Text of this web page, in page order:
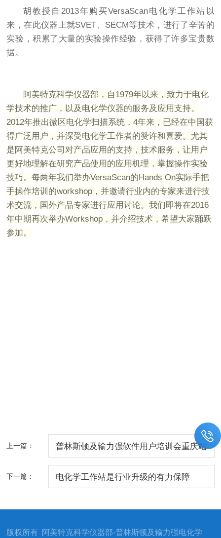
胡教授自2013年购买VersaScan电化学工作站以
来，在此仪器上就SVET、SECM等技术，进行了辛苦的
实验，积累了大量的实验操作经验，获得了许多宝贵数
据。
阿美特克科学仪器部，自1979年以来，致力于电化
学技术的推广，以及电化学仪器的服务及应用支持。
2012年推出微区电化学扫描系统，4年来，已经在中国获
得广泛用户，并深受电化学工作者的赞许和喜爱。尤其
是阿美特克公司对产品应用的支持，技术服务，让用户
更好地理解在研究产品使用的应用机理，掌握操作实验
技巧。每两年我们举办VersaScan的Hands On实际手把
手操作培训的workshop，并邀请行业内的专家来进行技
术交流，国外产品专家进行应用讨论。我们即将在2016
年中期再次举办Workshop，并介绍技术，希望大家踊跃
参加。
上一篇： 普林斯顿及输力强软件用户培训会重庆站
下一篇： 电化学工作站是行业升级的有力保障
版权所有 阿美特克科学仪器部-普林斯顿及输力强电化学